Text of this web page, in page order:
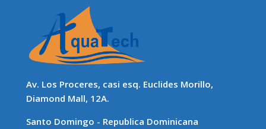
Av. Los Proceres, casi esq. Euclides Morillo,
Diamond Mall, 12A.
Santo Domingo - Republica Dominicana